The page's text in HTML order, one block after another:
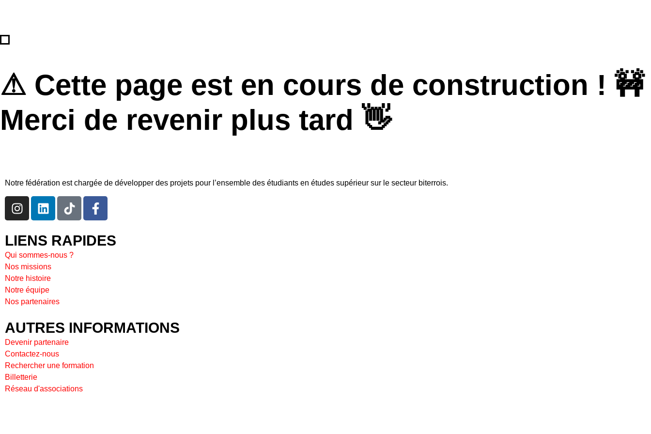
⚠ Cette page est en cours de construction ! 🚧
Merci de revenir plus tard 👋
Notre fédération est chargée de développer des projets pour l’ensemble des étudiants en études supérieur sur le secteur biterrois.
LIENS RAPIDES
Qui sommes-nous ?
Nos missions
Notre histoire
Notre équipe
Nos partenaires
AUTRES INFORMATIONS
Devenir partenaire
Contactez-nous
Rechercher une formation
Billetterie
Réseau d'associations